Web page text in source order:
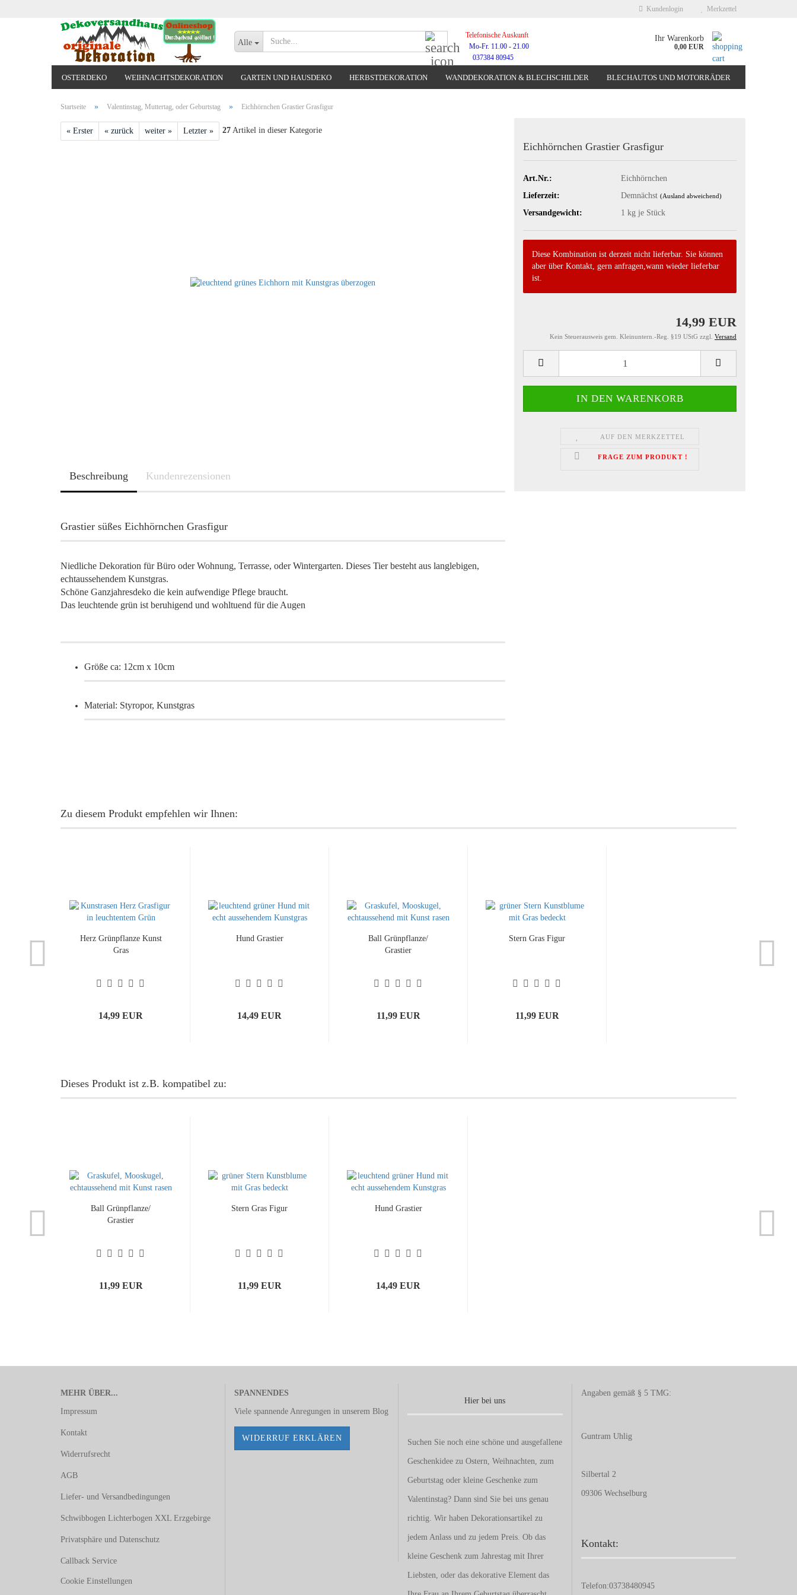
Kundenlogin Merkzettel
Alle
Suche...Telefonische Auskunft
Mo-Fr. 11.00 - 21.00
037384 80945
Ihr Warenkorb
0,00 EUR
OSTERDEKO WEIHNACHTSDEKORATION GARTEN UND HAUSDEKO HERBSTDEKORATION WANDDEKORATION & BLECHSCHILDER BLECHAUTOS UND MOTORRÄDER
Startseite » Valentinstag, Muttertag, oder Geburtstag » Eichhörnchen Grastier Grasfigur
« Erster « zurück weiter » Letzter » 27 Artikel in dieser Kategorie
Eichhörnchen Grastier Grasfigur
Art.Nr.:
Eichhörnchen
Lieferzeit:
Demnächst (Ausland abweichend)
Versandgewicht: 1 kg je Stück
Diese Kombination ist derzeit nicht lieferbar. Sie können
aber über Kontakt, gern anfragen,wann wieder lieferbar
ist.
14,99 EUR
Kein Steuerausweis gem. Kleinuntern.-Reg. §19 UStG zzgl. Versand
AUF DEN MERKZETTEL
FRAGE ZUM PRODUKT !
Beschreibung Kundenrezensionen
Grastier süßes Eichhörnchen Grasfigur
Niedliche Dekoration für Büro oder Wohnung, Terrasse, oder Wintergarten. Dieses Tier besteht aus langlebigen,
echtaussehendem Kunstgras.
Schöne Ganzjahresdeko die kein aufwendige Pflege braucht.
Das leuchtende grün ist beruhigend und wohltuend für die Augen
Größe ca: 12cm x 10cm
Material: Styropor, Kunstgras
Zu diesem Produkt empfehlen wir Ihnen:
Herz Grünpflanze Kunst
Gras
14,99 EUR
Hund Grastier
14,49 EUR
Ball Grünpflanze/
Grastier
11,99 EUR
Stern Gras Figur
11,99 EUR
Dieses Produkt ist z.B. kompatibel zu:
Ball Grünpflanze/
Grastier
11,99 EUR
Stern Gras Figur
11,99 EUR
Hund Grastier
14,49 EUR
MEHR ÜBER...
Impressum
Kontakt
Widerrufsrecht
AGB
Liefer- und Versandbedingungen
Schwibbogen Lichterbogen XXL Erzgebirge
Privatsphäre und Datenschutz
Callback Service
Cookie Einstellungen
SPANNENDES
Viele spannende Anregungen in unserem Blog
WIDERRUF ERKLÄREN
Hier bei uns
Suchen Sie noch eine schöne und ausgefallene
Geschenkidee zu Ostern, Weihnachten, zum
Geburtstag oder kleine Geschenke zum
Valentinstag? Dann sind Sie bei uns genau
richtig. Wir haben Dekorationsartikel zu
jedem Anlass und zu jedem Preis. Ob das
kleine Geschenk zum Jahrestag mit Ihrer
Liebsten, oder das dekorative Element das
Angaben gemäß § 5 TMG:
Guntram Uhlig
Silbertal 2
09306 Wechselburg
Kontakt:
Telefon:03738480945